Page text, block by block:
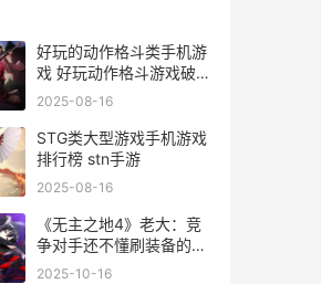
好玩的动作格斗类手机游
戏 好玩动作格斗游戏破解
版大全最新
2025-08-16
STG类大型游戏手机游戏
排行榜 stn手游
2025-08-16
《无主之地4》老大：竞
争对手还不懂刷装备的核
心机制 无主之地4魔女最
2025-10-16